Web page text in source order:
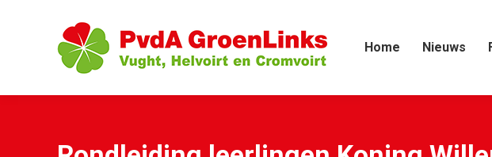
Home Nieuws